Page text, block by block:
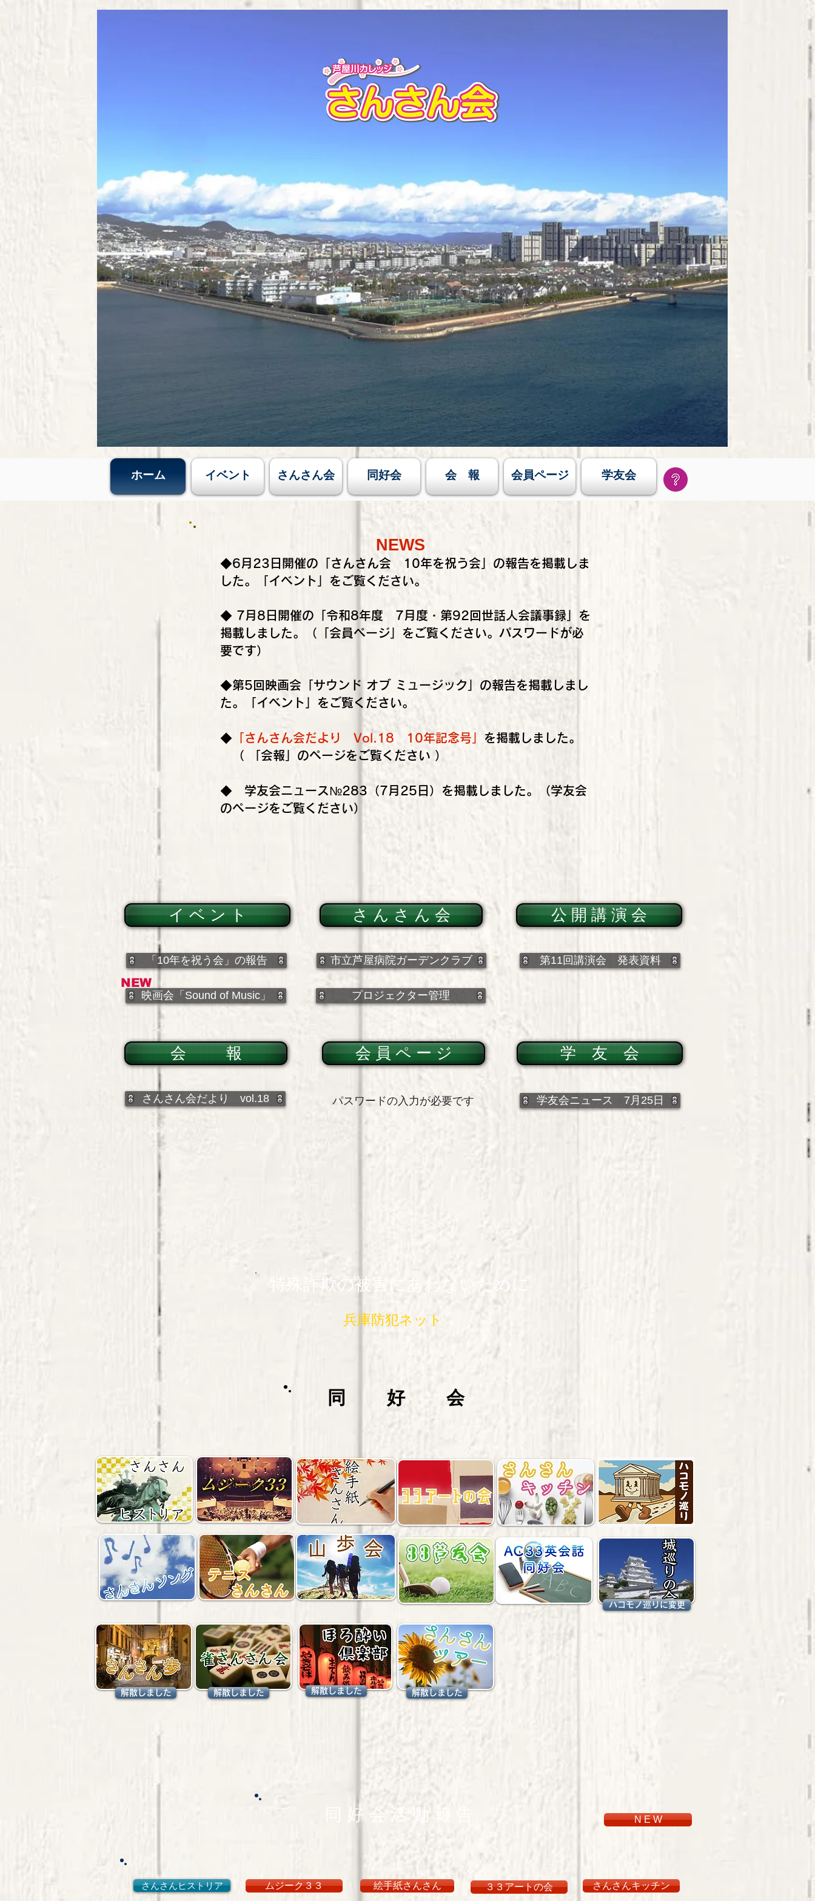
ホーム イベント さんさん会 同好会 会 報 会員ページ 学友会
NEWS
​​◆6月23日開催の「さんさん会 10年を祝う会」の報告を掲載しま
した。「イベント」をご覧ください。
◆ 7月8 日開催の「令和8年度 7月度・第92回世話人会議事録」を
掲載しました。
（「会員ページ」をご覧ください。パスワードが必
要です）
◆第5回映画会「サウンド オブ ミュージック」の報告を掲載しまし
た。
「イベント」をご覧ください。
◆ さんさん会だより Vol.18 10年記念号」 を掲載しました。
（ 「会報」のページをご覧ください ）
◆ 学友会ニュース№283（7月25日）を掲載しました。（学友会
のページをご覧ください）
イ ベ ン ト
「10年を祝う会」の報告
NEW
映画会「Sound of Music」
さ ん さ ん 会
市立芦屋病院ガーデンクラブ
プロジェクター管理
公 開 講 演 会
第11回講演会 発表資料
会 報
さんさん会だより vol.18
会 員 ペ ー ジ
パスワードの入力が必要です
学 友 会
学友会ニュース 7月25日
特殊詐欺の被害にあわないために
兵庫防犯ネット
同 好 会
ハコモノ巡りに変更
解散しました 解散しました 解散しました 解散しました
同 好 会 活 動 報 告 N E W
さんさんヒストリア ムジーク３３ 絵手紙さんさん ３３アートの会 さんさんキッチン